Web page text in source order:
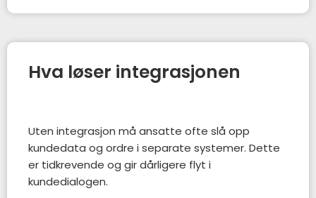
Hva løser integrasjonen
Uten integrasjon må ansatte ofte slå opp
kundedata og ordre i separate systemer. Dette
er tidkrevende og gir dårligere flyt i
kundedialogen.